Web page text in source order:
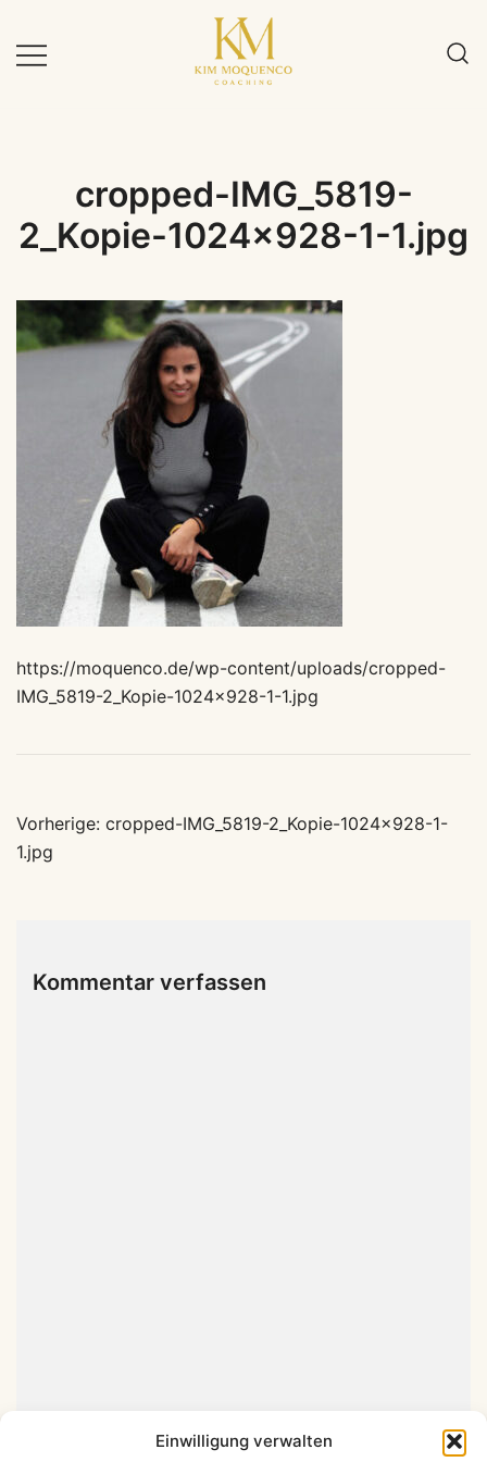
Einwilligung verwalten
Inhalt
springen
cropped-IMG_5819-
2_Kopie-1024×928-1-1.jpg
https://moquenco.de/wp-content/uploads/cropped-
IMG_5819-2_Kopie-1024×928-1-1.jpg
Beitragsnavigation
Vorherige: cropped-IMG_5819-2_Kopie-1024×928-1-
1.jpg
Kommentar verfassen